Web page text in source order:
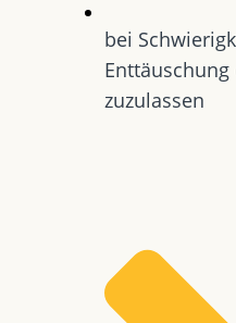
bei
zuzulassen